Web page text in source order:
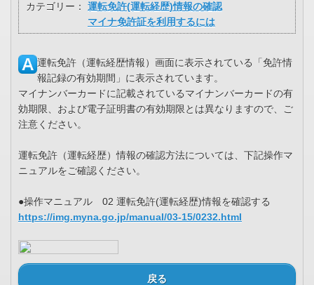
カテゴリー：
運転免許(運転経歴)情報の確認
マイナ免許証を利用するには
運転免許（運転経歴情報）画面に表示されている「免許情
報記録の有効期間」に表示されています。
マイナンバーカードに記載されているマイナンバーカードの有
効期限、および電子証明書の有効期限とは異なりますので、ご
注意ください。
運転免許（運転経歴）情報の確認方法については、下記操作マ
ニュアルをご確認ください。
●操作マニュアル 02 運転免許(運転経歴)情報を確認する
https://img.myna.go.jp/manual/03-15/0232.html
戻る